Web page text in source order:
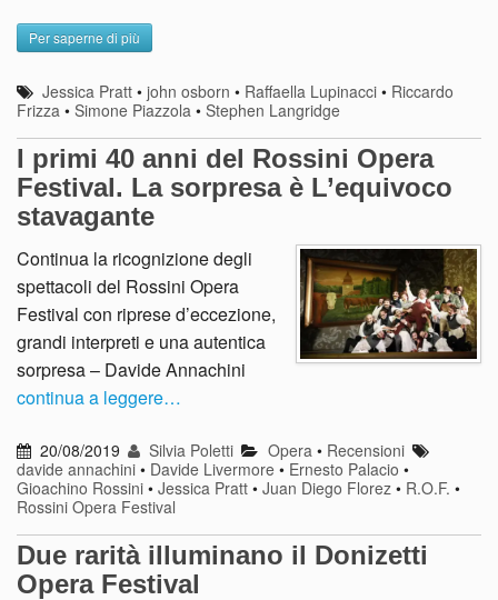
Per saperne di più
Jessica Pratt •john osborn • Raffaella Lupinacci • Riccardo
Frizza • Simone Piazzola • Stephen Langridge
I primi 40 anni del Rossini Opera
Festival. La sorpresa è L’equivoco
stavagante
Continua la ricognizione degli
spettacoli del Rossini Opera
Festival con riprese d’eccezione,
grandi interpreti e una autentica
sorpresa – Davide Annachini
continua a leggere…
20/08/2019 Silvia Poletti Opera • Recensioni
davide annachini • Davide Livermore • Ernesto Palacio •
Gioachino Rossini • Jessica Pratt • Juan Diego Florez • R.O.F. •
Rossini Opera Festival
Due rarità illuminano il Donizetti
Opera Festival